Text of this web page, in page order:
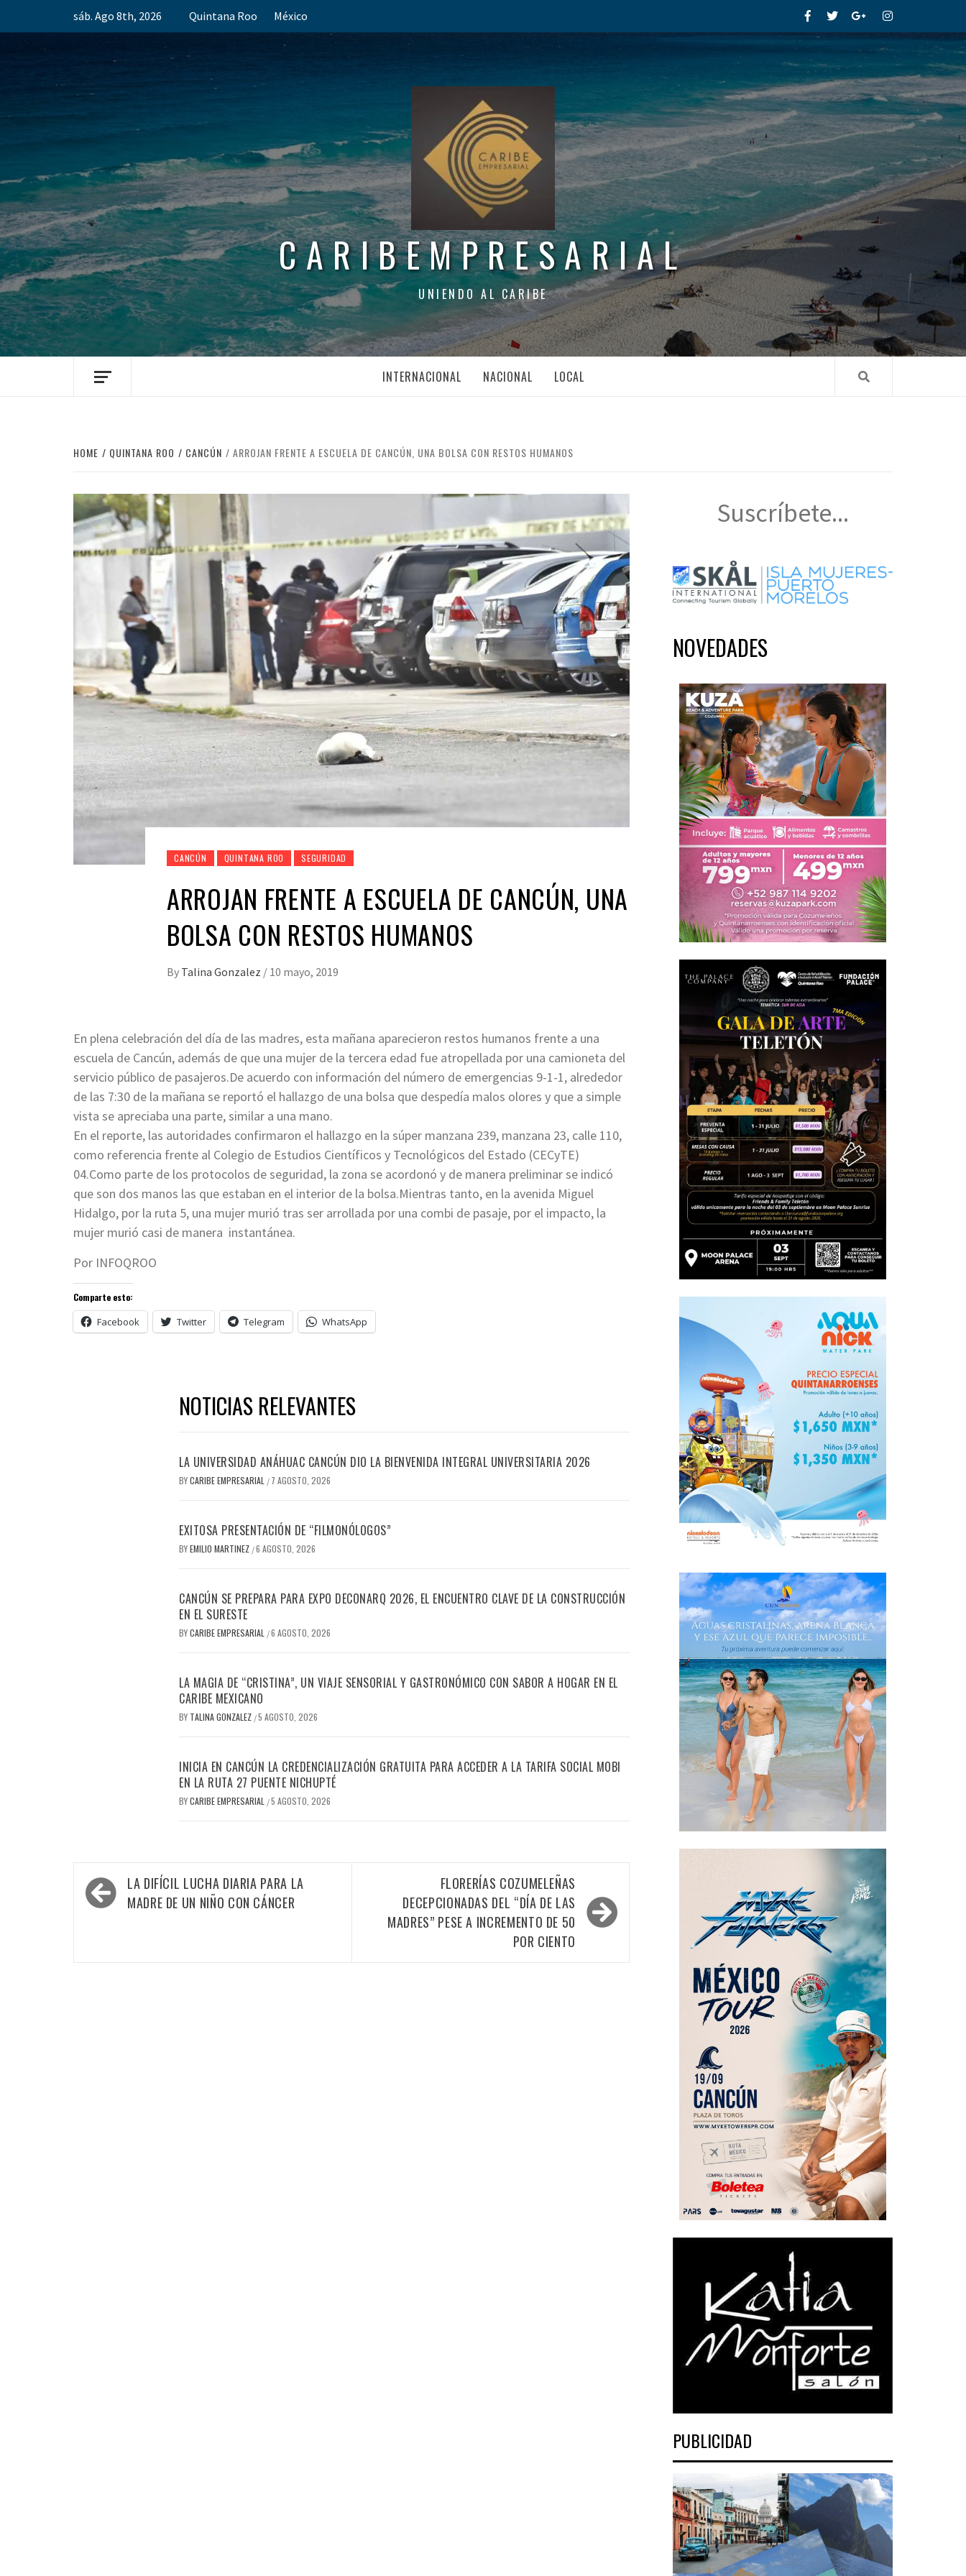
sáb. Ago 8th, 2026 Quintana Roo México FacebookTwitterGoogle+Instagram
CARIBEMPRESARIAL
UNIENDO AL CARIBE
INTERNACIONAL NACIONAL LOCAL
HOME QUINTANA ROO CANCÚN ARROJAN FRENTE A ESCUELA DE CANCÚN, UNA BOLSA CON RESTOS HUMANOS
CANCÚN QUINTANA ROO SEGURIDAD
ARROJAN FRENTE A ESCUELA DE CANCÚN, UNA
BOLSA CON RESTOS HUMANOS
By Talina Gonzalez / 10 mayo, 2019
En plena celebración del día de las madres, esta mañana aparecieron restos humanos frente a una
escuela de Cancún, además de que una mujer de la tercera edad fue atropellada por una camioneta del
servicio público de pasajeros.De acuerdo con información del número de emergencias 9-1-1, alrededor
de las 7:30 de la mañana se reportó el hallazgo de una bolsa que despedía malos olores y que a simple
vista se apreciaba una parte, similar a una mano.
En el reporte, las autoridades confirmaron el hallazgo en la súper manzana 239, manzana 23, calle 110,
como referencia frente al Colegio de Estudios Científicos y Tecnológicos del Estado (CECyTE)
04.Como parte de los protocolos de seguridad, la zona se acordonó y de manera preliminar se indicó
que son dos manos las que estaban en el interior de la bolsa.Mientras tanto, en la avenida Miguel
Hidalgo, por la ruta 5, una mujer murió tras ser arrollada por una combi de pasaje, por el impacto, la
mujer murió casi de manera instantánea.
Por INFOQROO
Comparte esto:
Facebook Twitter Telegram WhatsApp
NOTICIAS RELEVANTES
LA UNIVERSIDAD ANÁHUAC CANCÚN DIO LA BIENVENIDA INTEGRAL UNIVERSITARIA 2026
BYCARIBE EMPRESARIAL / 7 AGOSTO, 2026
EXITOSA PRESENTACIÓN DE “FILMONÓLOGOS”
BYEMILIO MARTINEZ /6 AGOSTO, 2026
CANCÚN SE PREPARA PARA EXPO DECONARQ 2026, EL ENCUENTRO CLAVE DE LA CONSTRUCCIÓN
EN EL SURESTE
BYCARIBE EMPRESARIAL /6 AGOSTO, 2026
LA MAGIA DE “CRISTINA”, UN VIAJE SENSORIAL Y GASTRONÓMICO CON SABOR A HOGAR EN EL
CARIBE MEXICANO
BY TALINA GONZALEZ /5 AGOSTO, 2026
INICIA EN CANCÚN LA CREDENCIALIZACIÓN GRATUITA PARA ACCEDER A LA TARIFA SOCIAL MOBI
EN LA RUTA 27 PUENTE NICHUPTÉ
BYCARIBE EMPRESARIAL /5 AGOSTO, 2026
Navegación
de
LA DIFÍCIL LUCHA DIARIA PARA LA
MADRE DE UN NIÑO CON CÁNCER
FLORERÍAS COZUMELEÑAS
DECEPCIONADAS DEL “DÍA DE LAS
MADRES” PESE A INCREMENTO DE 50
POR CIENTO
Suscríbete...
NOVEDADES
PUBLICIDAD